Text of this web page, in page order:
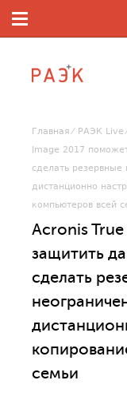
Главная РАЭК Live
Image 2017
сделать резервные
дистанционно
компьютеров всей
Acronis
защитить
сделать
семьи